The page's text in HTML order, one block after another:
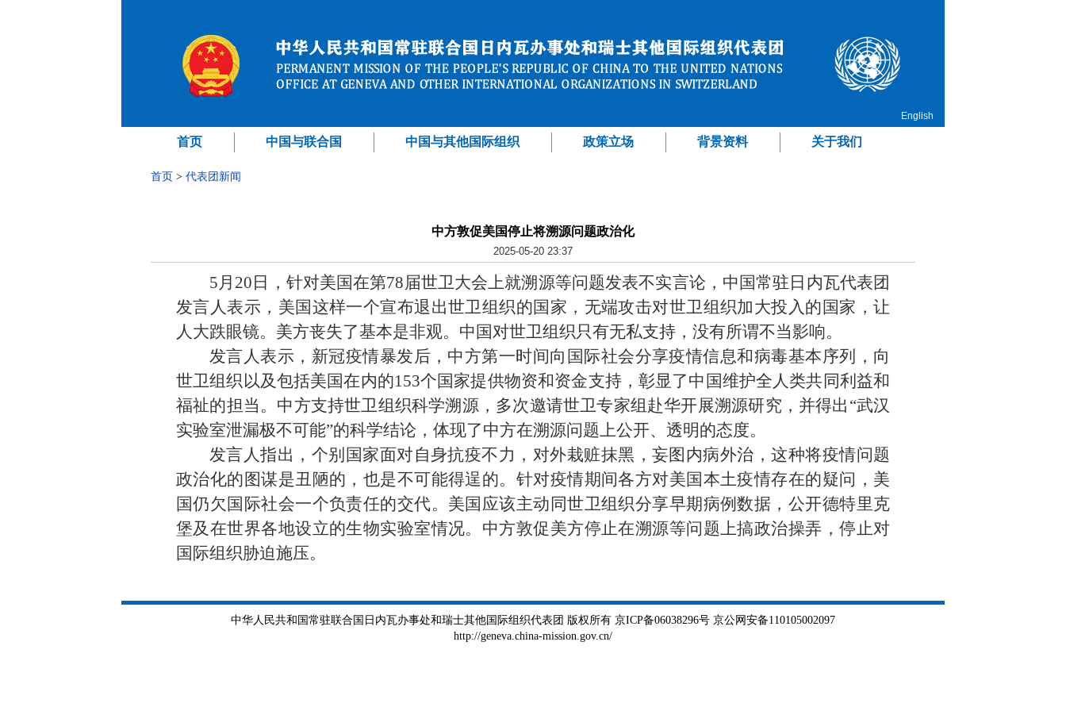
English
首页 中国与联合国 中国与其他国际组织 政策立场 背景资料 关于我们
首页 > 代表团新闻
中方敦促美国停止将溯源问题政治化
2025-05-20 23:37
5月20日，针对美国在第78届世卫大会上就溯源等问题发表不实言论，中国常驻日内瓦代表团
发言人表示，美国这样一个宣布退出世卫组织的国家，无端攻击对世卫组织加大投入的国家，让
人大跌眼镜。美方丧失了基本是非观。中国对世卫组织只有无私支持，没有所谓不当影响。
发言人表示，新冠疫情暴发后，中方第一时间向国际社会分享疫情信息和病毒基本序列，向
世卫组织以及包括美国在内的153个国家提供物资和资金支持，彰显了中国维护全人类共同利益和
福祉的担当。中方支持世卫组织科学溯源，多次邀请世卫专家组赴华开展溯源研究，并得出“武汉
实验室泄漏极不可能”的科学结论，体现了中方在溯源问题上公开、透明的态度。
发言人指出，个别国家面对自身抗疫不力，对外栽赃抹黑，妄图内病外治，这种将疫情问题
政治化的图谋是丑陋的，也是不可能得逞的。针对疫情期间各方对美国本土疫情存在的疑问，美
国仍欠国际社会一个负责任的交代。美国应该主动同世卫组织分享早期病例数据，公开德特里克
堡及在世界各地设立的生物实验室情况。中方敦促美方停止在溯源等问题上搞政治操弄，停止对
国际组织胁迫施压。
中华人民共和国常驻联合国日内瓦办事处和瑞士其他国际组织代表团 版权所有 京ICP备06038296号 京公网安备110105002097
http://geneva.china-mission.gov.cn/